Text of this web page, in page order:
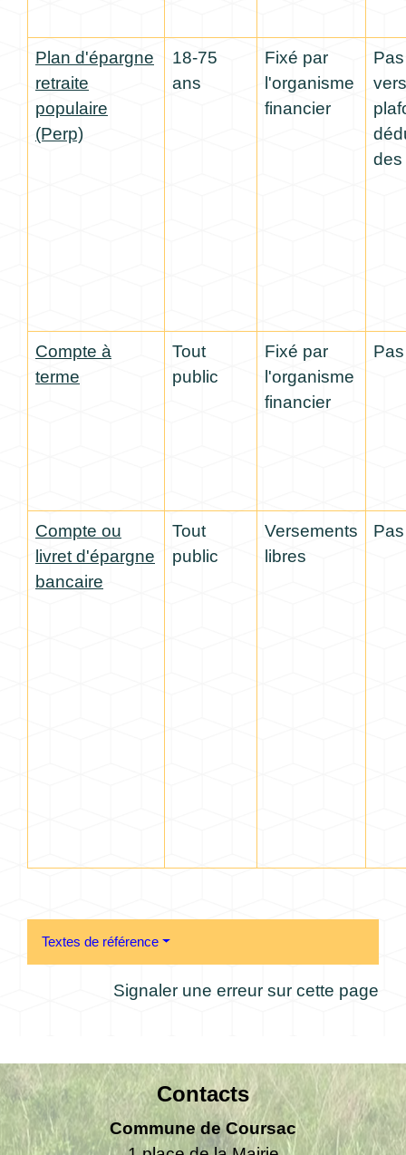
Plan d'épargne
retraite
populaire
(Perp)
18-75
ans
Fixé par
l'organisme
financier
des
Compte à
terme
Tout
public
Fixé par
l'organisme
financier
Compte ou
livret d'épargne
bancaire
Tout
public
Versements
libres
Textes de référence
Signaler une erreur sur cette page
Contacts
Commune de Coursac